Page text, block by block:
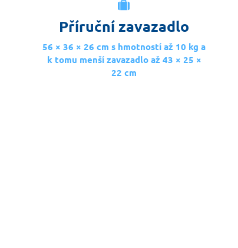
Příruční zavazadlo
56 × 36 × 26 cm s hmotností až 10 kg a
k tomu menší zavazadlo až 43 × 25 ×
22 cm